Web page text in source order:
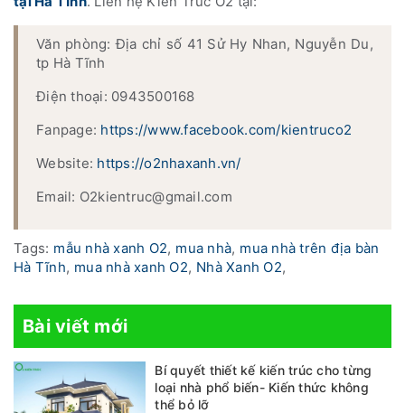
Văn phòng: Địa chỉ số 41 Sử Hy Nhan, Nguyễn Du,
tp Hà Tĩnh
Điện thoại: 0943500168
Fanpage: https://www.facebook.com/kientruco2
Website: https://o2nhaxanh.vn/
Email: O2kientruc@gmail.com
Tags: mẫu nhà xanh O2, mua nhà, mua nhà trên địa bàn
Hà Tĩnh, mua nhà xanh O2, Nhà Xanh O2,
Bài viết mới
Bí quyết thiết kế kiến trúc cho từng
loại nhà phổ biến- Kiến thức không
thể bỏ lỡ